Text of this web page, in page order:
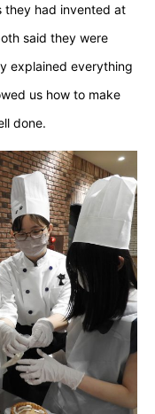
they had invented at
said they were
explained everything
us how to make
done.